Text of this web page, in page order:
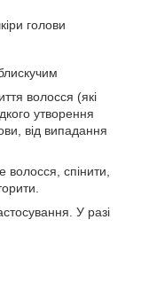
голови
волосся (які
утворення
від випадання
волосся, спінити,
У разі